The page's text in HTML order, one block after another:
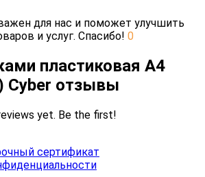
для нас и поможет улучшить
и услуг. Спасибо! 0
пластиковая А4
Cyber отзывы
yet. Be the first!
сертификат